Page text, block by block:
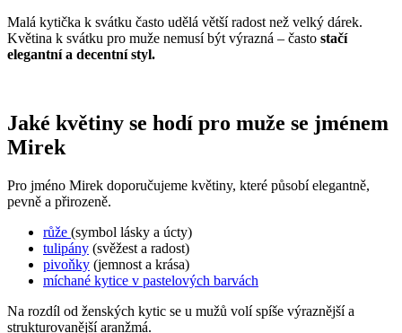
Malá kytička k svátku často udělá větší radost než velký dárek.
Květina k svátku pro muže nemusí být výrazná – často stačí
elegantní a decentní styl.
Jaké květiny se hodí pro muže se jménem
Mirek
Pro jméno Mirek doporučujeme květiny, které působí elegantně,
pevně a přirozeně.
růže (symbol lásky a úcty)
tulipány (svěžest a radost)
pivoňky (jemnost a krása)
míchané kytice v pastelových barvách
Na rozdíl od ženských kytic se u mužů volí spíše výraznější a
strukturovanější aranžmá.